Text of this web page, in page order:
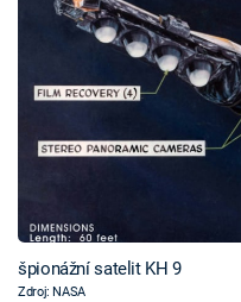
špionážní satelit KH 9
Zdroj: NASA